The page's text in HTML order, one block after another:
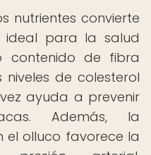
nutrientes convierte
para la salud
contenido de fibra
de colesterol
ayuda a prevenir
Además, la
el olluco favorece la